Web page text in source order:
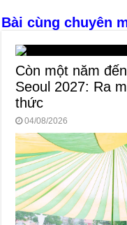
k
Bài cùng chuyên
Còn một năm
Seoul 2027: Ra
thức
04/08/2026